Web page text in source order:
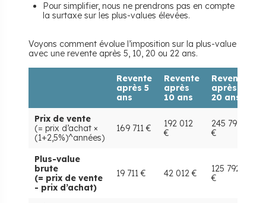
Pour simplifier, nous ne prendrons pas en compte
la surtaxe sur les plus-values élevées.
Voyons comment évolue l’imposition sur la plus-value
avec une revente après 5, 10, 20 ou 22 ans.
Revente
après 5
ans
Revente
après
10 ans
Revente
après
20 ans
Prix de vente
(= prix d’achat ×
(1+2,5%)^années)
169 711 €
192 012
€
245 792
€
Plus-value
brute
(= prix de vente
- prix d’achat)
19 711 € 42 012 €
125 792
€